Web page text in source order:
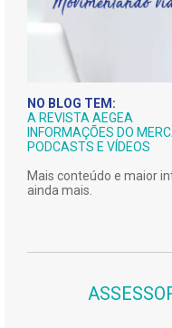
NO BLOG TEM:
A REVISTA AEGEA
INFORMAÇÕES DO
PODCASTS E VÍDEOS
Mais conteúdo e maior
ainda mais.